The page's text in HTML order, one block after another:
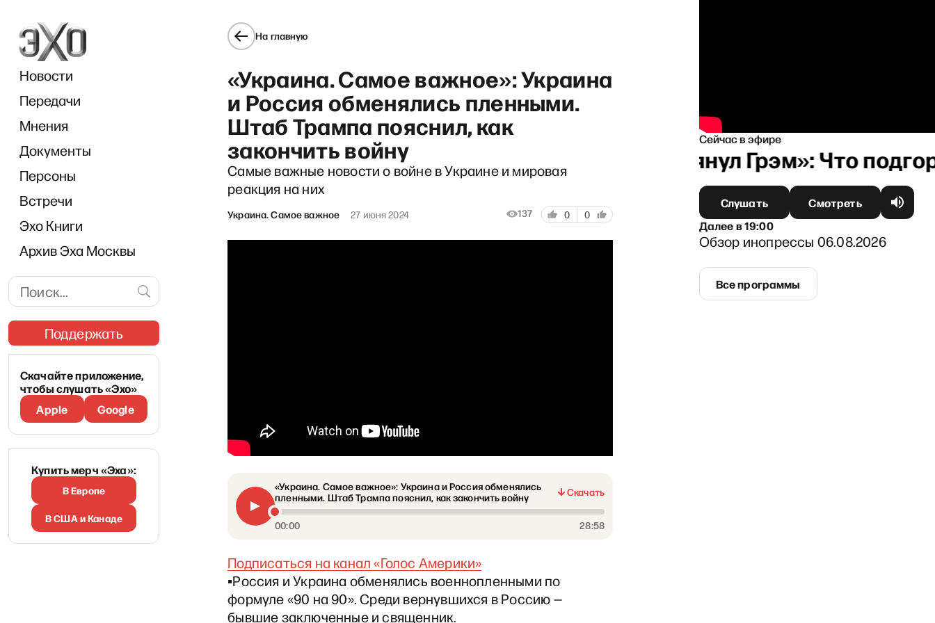
Новости
Передачи
Мнения
Документы
Персоны
Встречи
Эхо Книги
Архив Эха Москвы
Поддержать
Скачайте приложение,
чтобы слушать «Эхо»
Apple
Google
Купить мерч «Эха»:
В Европе
В США и Канаде
На главную
«Украина. Самое важное»: Украина
и Россия обменялись пленными.
Штаб Трампа пояснил, как
закончить войну
Самые важные новости о войне в Украине и мировая
реакция на них
Украина. Самое важное 27 июня 2024 137 0 0
«Украина. Самое важное»: Украина и Россия обменялись
пленными. Штаб Трампа пояснил, как закончить войну
Скачать
00:00 28:58
Подписаться на канал «Голос Америки»
▪️Россия и Украина обменялись военнопленными по
формуле «90 на 90». Среди вернувшихся в Россию —
бывшие заключенные и священник.
Сейчас в эфире
«И грянул Грэм»: Что
Слушать
Смотреть
Далеев19:00
Обзор инопрессы 06.08.2026
Все программы